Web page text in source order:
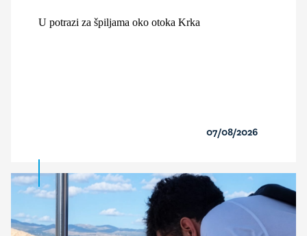
U potrazi za špiljama oko otoka Krka
07/08/2026